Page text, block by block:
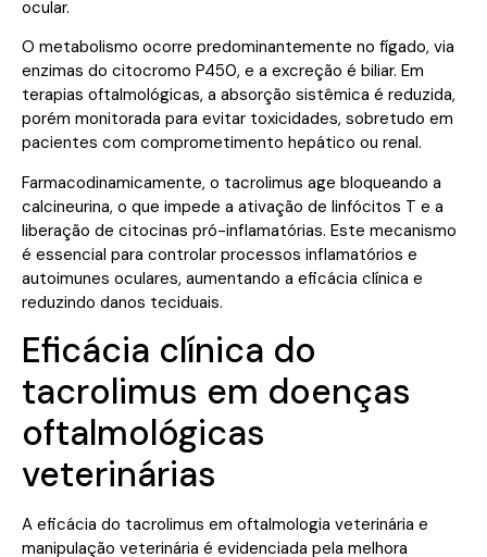
ocular.
O metabolismo ocorre predominantemente no fígado, via
enzimas do citocromo P450, e a excreção é biliar. Em
terapias oftalmológicas, a absorção sistêmica é reduzida,
porém monitorada para evitar toxicidades, sobretudo em
pacientes com comprometimento hepático ou renal.
Farmacodinamicamente, o tacrolimus age bloqueando a
calcineurina, o que impede a ativação de linfócitos T e a
liberação de citocinas pró-inflamatórias. Este mecanismo
é essencial para controlar processos inflamatórios e
autoimunes oculares, aumentando a eficácia clínica e
reduzindo danos teciduais.
Eficácia clínica do
tacrolimus em doenças
oftalmológicas
veterinárias
A eficácia do tacrolimus em oftalmologia veterinária e
manipulação veterinária é evidenciada pela melhora